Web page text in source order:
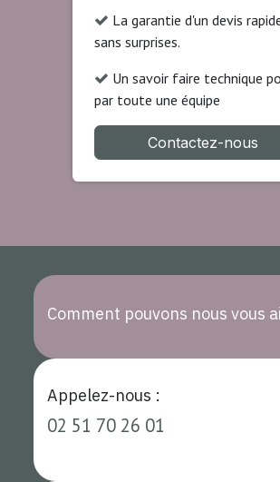
La garantie d'un devis
sans surprises.
Un savoir faire technique
par toute une équipe
Contactez-nous
Comment pouvons nous vous
Appelez-nous :
02 51 70 26 01